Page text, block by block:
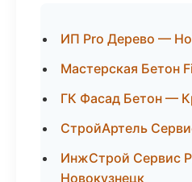
ИП Pro Дерево —
Мастерская Бетон
ГК Фасад Бетон —
СтройАртель
ИнжСтрой Сервис
Новокузнецк